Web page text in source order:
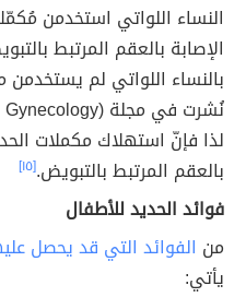
النساء اللواتي استخدمن
الإصابة بالعقم المرتبط
بالنساء اللواتي لم
لذا فإنّ استهلاك مكملات
بالعقم المرتبط بالتبويض.[١٥]
فوائد الحديد للأطفال
من الفوائد التي قد يحصل
يأتي: